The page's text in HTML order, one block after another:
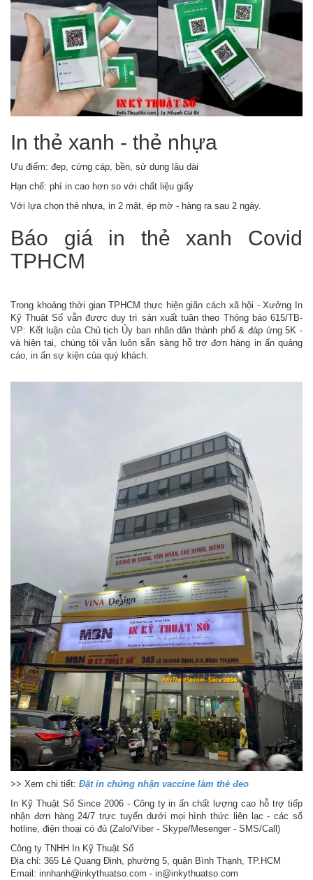
In thẻ xanh - thẻ nhựa
Ưu điểm: đẹp, cứng cáp, bền, sử dụng lâu dài
Hạn chế: phí in cao hơn so với chất liệu giấy
Với lựa chọn thẻ nhựa, in 2 mặt, ép mờ - hàng ra sau 2 ngày.
Báo giá in thẻ xanh Covid
TPHCM
Trong khoảng thời gian TPHCM thực hiện giãn cách xã hội - Xưởng In
Kỹ Thuật Số vẫn được duy trì sản xuất tuân theo Thông báo 615/TB-
VP: Kết luận của Chủ tịch Ủy ban nhân dân thành phố & đáp ứng 5K -
và hiện tại, chúng tôi vẫn luôn sẵn sàng hỗ trợ đơn hàng in ấn quảng
cáo, in ấn sự kiện của quý khách.
>> Xem chi tiết: Đặt in chứng nhận vaccine làm thẻ đeo
In Kỹ Thuật Số Since 2006 - Công ty in ấn chất lượng cao hỗ trợ tiếp
nhận đơn hàng 24/7 trực tuyến dưới mọi hình thức liên lạc - các số
hotline, điện thoại có đủ (Zalo/Viber - Skype/Mesenger - SMS/Call)
Công ty TNHH In Kỹ Thuật Số
Địa chỉ: 365 Lê Quang Định, phường 5, quận Bình Thạnh, TP.HCM
Email: innhanh@inkythuatso.com - in@inkythuatso.com